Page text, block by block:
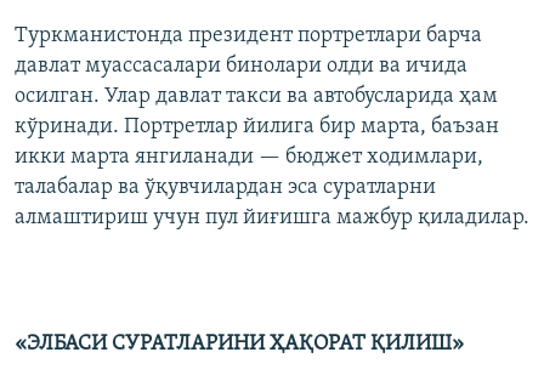
Туркманистонда президент портретлари барча
давлат муассасалари бинолари олди ва ичида
осилган. Улар давлат такси ва автобусларида ҳам
кўринади. Портретлар йилига бир марта, баъзан
икки марта янгиланади — бюджет ходимлари,
талабалар ва ўқувчилардан эса суратларни
алмаштириш учун пул йиғишга мажбур қиладилар.
«ЭЛБАСИ СУРАТЛАРИНИ ҲАҚОРАТ ҚИЛИШ»